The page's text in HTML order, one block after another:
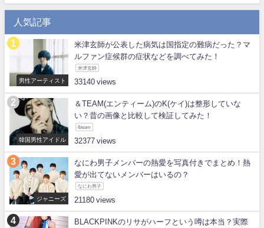
人気記事
男性アーティスト
米津玄師が公表した病気は国指定の難病だった？マ
ルファン症候群の症状などを調べてみた！
米津玄師
33140
韓国男性アイドル
＆TEAM(エンティーム)のK(ケイ)は整形していな
い？昔の画像と比較して検証してみた！
&team
32377
ジャニーズ
なにわ男子メンバーの熱愛を写真付きでまとめ！熱
愛が出てないメンバーはいるの？
なにわ男子
21180
BLACKPINKのリサがハーフという噂は本当？実際